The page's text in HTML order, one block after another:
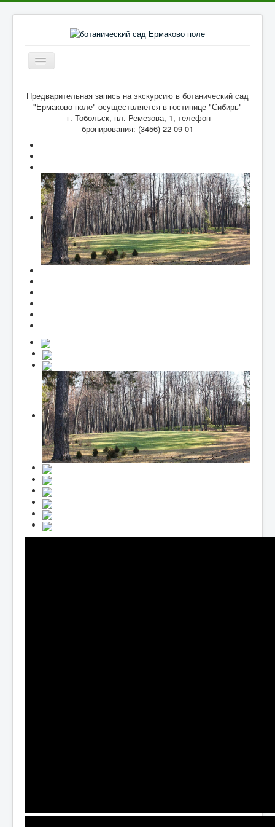
Включить/
выключить
Каталог культур
Галерея культур
Видеоматериалы
Литература
Отзывы о парке
Статьи
Контакты
Предварительная запись на экскурсию в ботанический сад
"Ермаково поле" осуществляется в гостинице "Сибирь"
г. Тобольск, пл. Ремезова, 1, телефон
бронирования: (3456) 22-09-01